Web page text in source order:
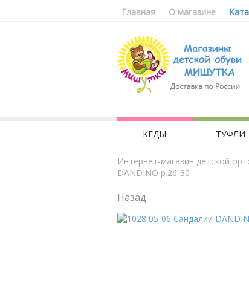
Главная О магазине
КЕДЫ ТУФЛИ
Интернет-магазин детской
DANDINO р.26-30
Назад